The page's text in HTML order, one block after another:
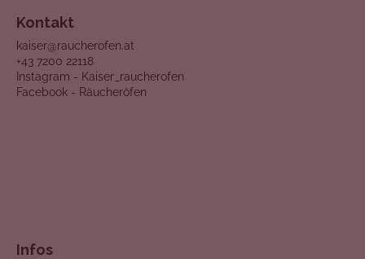
Kontakt
kaiser@raucherofen.at
+43 7200 22118
Instagram - Kaiser_raucherofen
Facebook - Räucheröfen
Infos